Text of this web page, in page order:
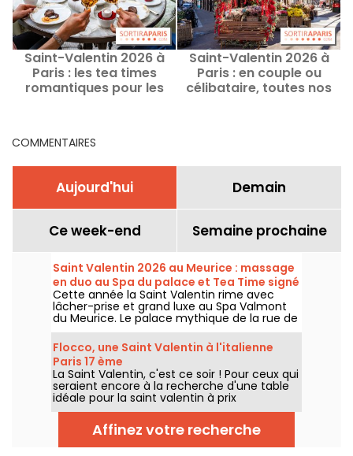
Saint-Valentin 2026 à
Paris : les tea times
romantiques pour les
Saint-Valentin 2026 à
Paris : en couple ou
célibataire, toutes nos
COMMENTAIRES
Aujourd'hui Demain
Ce week-end Semaine prochaine
Saint Valentin 2026 au Meurice : massage
en duo au Spa du palace et Tea Time signé
Cédric Grolet
Cette année la Saint Valentin rime avec
lâcher-prise et grand luxe au Spa Valmont
du Meurice. Le palace mythique de la rue de
Rivoli vous convie à une parenthèse à deux
entre soins d'exception et Tea Time signé
Cédric Grolet.
Flocco, une Saint Valentin à l'italienne
Paris 17 ème
La Saint Valentin, c'est ce soir ! Pour ceux qui
seraient encore à la recherche d'une table
idéale pour la saint valentin à prix
raisonnable, le FLOCCO est un bon
restaurant Italien à la décoration élégante à
deux pas de la place Pereire dans le Paris
17ème, et pour la saint valentin, vous pouvez
Affinez votre recherche